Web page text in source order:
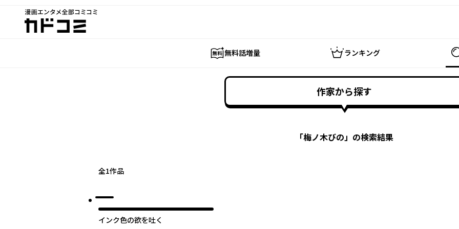
漫画エンタメ全部コミコミ
カドコミ
無料話増量 ランキング
作家から探す
「梅ノ木びの」の検索結果
全1作品
インク色の欲を吐く